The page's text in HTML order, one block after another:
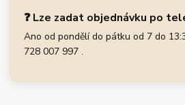
❓ Lze zadat objednávku po
Ano od pondělí do pátku od 7 do
728 007 997 .